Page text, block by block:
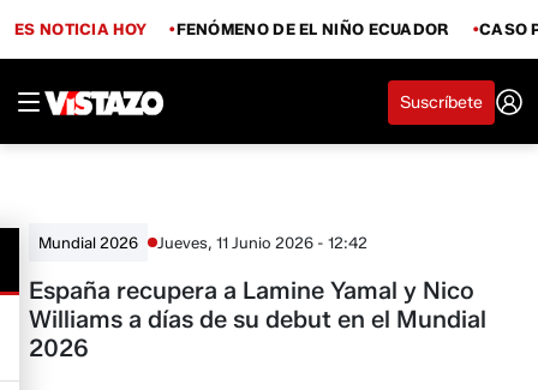
ES NOTICIA HOY FENÓMENO DE EL NIÑO ECUADOR CASO
Suscríbete
Mundial 2026 Jueves, 11 Junio 2026 - 12:42
España recupera a Lamine Yamal y Nico
Williams a días de su debut en el Mundial
2026